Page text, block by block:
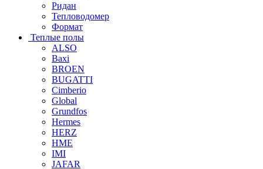
Ридан
Тепловодомер
Формат
Теплые полы
ALSO
Baxi
BROEN
BUGATTI
Cimberio
Global
Grundfos
Hermes
HERZ
HME
IMI
JAFAR